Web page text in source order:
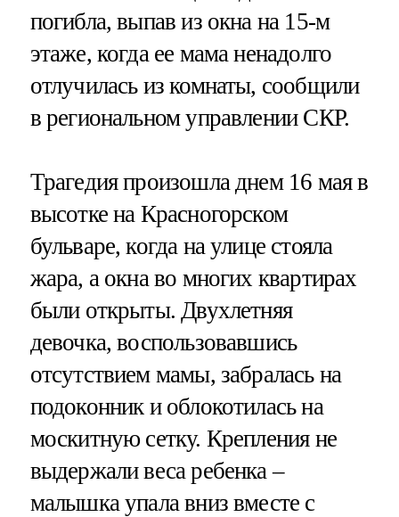
погибла, выпав из окна на 15-м
этаже, когда ее мама ненадолго
отлучилась из комнаты, сообщили
в региональном управлении СКР.
Трагедия произошла днем 16 мая в
высотке на Красногорском
бульваре, когда на улице стояла
жара, а окна во многих квартирах
были открыты. Двухлетняя
девочка, воспользовавшись
отсутствием мамы, забралась на
подоконник и облокотилась на
москитную сетку. Крепления не
выдержали веса ребенка –
малышка упала вниз вместе с